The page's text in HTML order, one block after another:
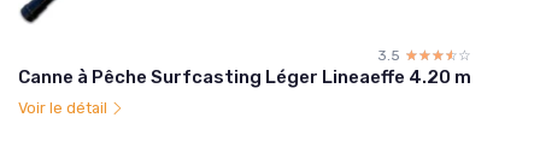
3.5 ☆☆☆☆☆
★★★★★
Canne à Pêche Surfcasting Léger Lineaeffe 4.20 m
Voir le détail